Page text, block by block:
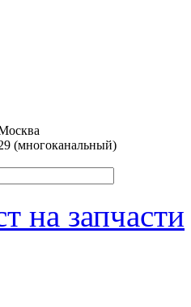
(многоканальный)
на запчасти